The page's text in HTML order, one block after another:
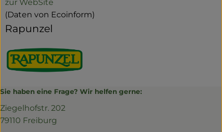
zur WebSite
(Daten von Ecoinform)
Rapunzel
Sie haben eine Frage? Wir helfen gerne:
Ziegelhofstr. 202
79110 Freiburg